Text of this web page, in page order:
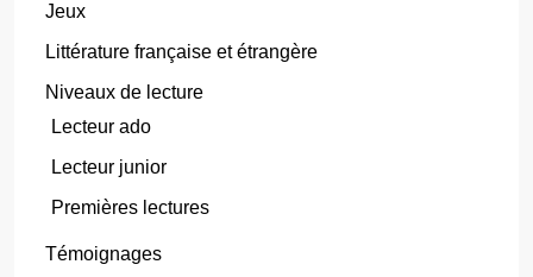
Jeux
Littérature française et étrangère
Niveaux de lecture
Lecteur ado
Lecteur junior
Premières lectures
Témoignages